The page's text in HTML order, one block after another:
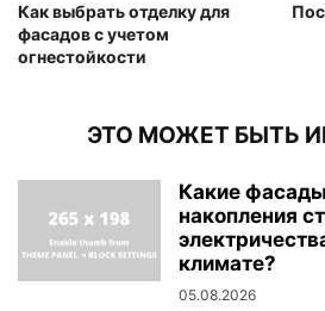
Как выбрать отделку для
фасадов с учетом
огнестойкости
ЭТО МОЖЕТ БЫТЬ
Какие
накопления
климате?
05.08.2026